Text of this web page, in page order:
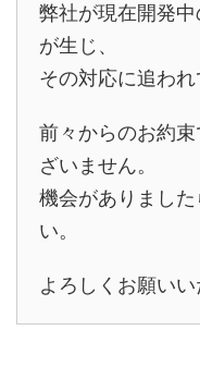
弊社が現在開発
が生じ、
その対応に追われ
前々からのお約
ざいません。
機会がありまし
い。
よろしくお願いい